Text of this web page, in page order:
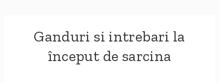
Ganduri si intrebari la
început de sarcina